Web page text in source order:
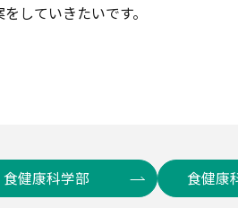
していきたいです。
食健康科学部 食健康